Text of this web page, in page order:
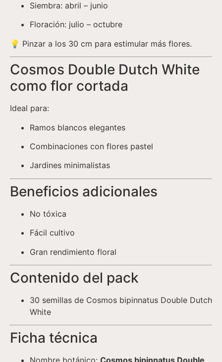
Siembra: abril – junio
Floración: julio – octubre
💡 Pinzar a los 30 cm para estimular más flores.
Cosmos Double Dutch White
como flor cortada
Ideal para:
Ramos blancos elegantes
Combinaciones con flores pastel
Jardines minimalistas
Beneficios adicionales
No tóxica
Fácil cultivo
Gran rendimiento floral
Contenido del pack
30 semillas de Cosmos bipinnatus Double Dutch
White
Ficha técnica